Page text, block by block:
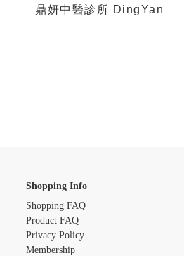
鼎妍中醫診所 DingYan
Shopping Info
Shopping FAQ
Product FAQ
Privacy Policy
Membership